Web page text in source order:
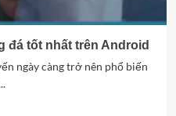
đá tốt nhất trên Android
ngày càng trở nên phổ biến